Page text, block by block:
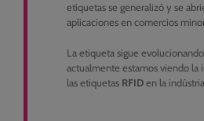
etiquetas se generalizó y se
aplicaciones en comercios
La etiqueta sigue
actualmente estamos viendo la
las etiquetas RFIDen la